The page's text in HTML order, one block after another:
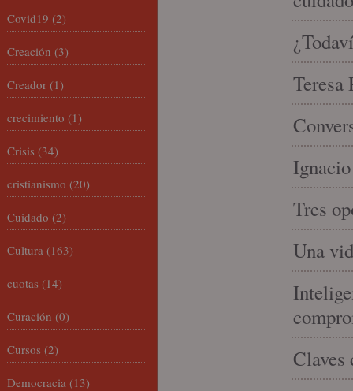
Teresa
Tres
Una
Claves
Covid19 (2)
Creación (3)
Creador (1)
crecimiento (1)
Crisis (34)
cristianismo (20)
Cuidado (2)
Cultura (163)
cuotas (14)
Curación (0)
Cursos (2)
Democracia (13)